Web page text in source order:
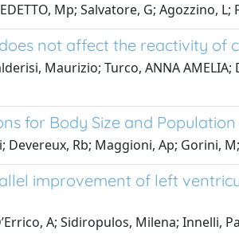
Mp; Salvatore, G; Agozzino,
not affect the reactivity of
Maurizio; Turco, ANNA AMELIA;
for Body Size and
Devereux, Rb; Maggioni, Ap; Gorini,
improvement of left
A; Sidiropulos, Milena; Innelli,